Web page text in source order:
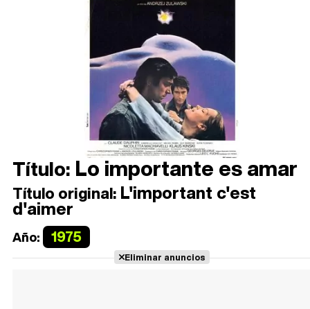
Título: Lo importante es amar
Título original: L'important c'est
d'aimer
Año: 1975
Eliminar anuncios